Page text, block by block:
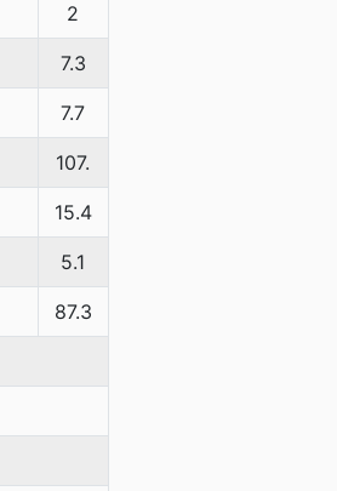
2
7.3
7.7
107.
15.4
5.1
87.3